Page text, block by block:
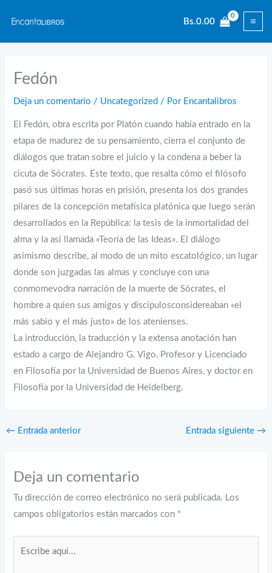
contenido
Bs.0.00
Fedón
Deja un comentario / Uncategorized / Por Encantalibros
El Fedón, obra escrita por Platón cuando había entrado en la
etapa de madurez de su pensamiento, cierra el conjunto de
diálogos que tratan sobre el juicio y la condena a beber la
cicuta de Sócrates. Este texto, que resalta cómo el filósofo
pasó sus últimas horas en prisión, presenta los dos grandes
pilares de la concepción metafísica platónica que luego serán
desarrollados en la República: la tesis de la inmortalidad del
alma y la así llamada «Teoría de las Ideas». El diálogo
asímismo describe, al modo de un mito escatológico, un lugar
donde son juzgadas las almas y concluye con una
conmomevodra narración de la muerte de Sócrates, el
hombre a quien sus amigos y discípulosconsidereaban «el
más sabio y el más justo» de los atenienses.
La introducción, la traducción y la extensa anotación han
estado a cargo de Alejandro G. Vigo, Profesor y Licenciado
en Filosofía por la Universidad de Buenos Aires, y doctor en
Filosofía por la Universidad de Heidelberg.
← Entrada anterior Entrada siguiente →
Deja un comentario
Tu dirección de correo electrónico no será publicada. Los
campos obligatorios están marcados con *